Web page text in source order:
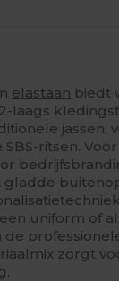
elastaan biedt
laags
jassen,
ritsen.
uniform of
zorgt